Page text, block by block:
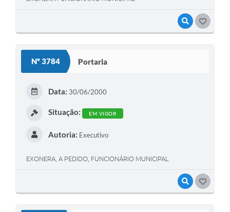
VISUALIZAR
Nº 3784 Portaria
VISUALIZAR
Data: 30/06/2000
Situação: EM VIGOR
Autoria: Executivo
EXONERA, A PEDIDO, FUNCIONÁRIO MUNICIPAL